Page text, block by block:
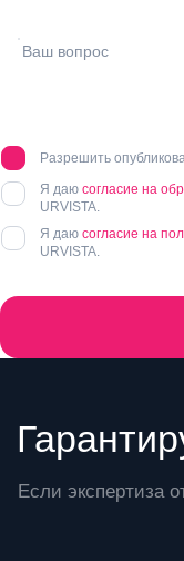
Разрешить
Я даю согласие на
URVISTA.
Я даю согласие на
URVISTA.
Если экспертиза